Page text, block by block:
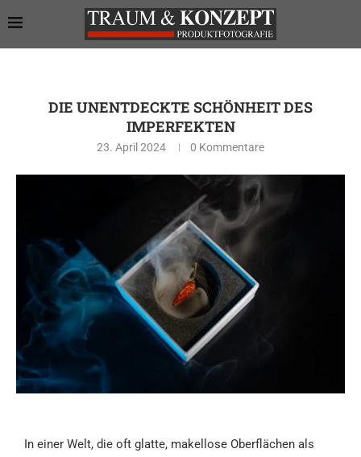
DIE UNENTDECKTE SCHÖNHEIT DES
IMPERFEKTEN
23. April 2024 0 Kommentare
In einer Welt, die oft glatte, makellose Oberflächen als